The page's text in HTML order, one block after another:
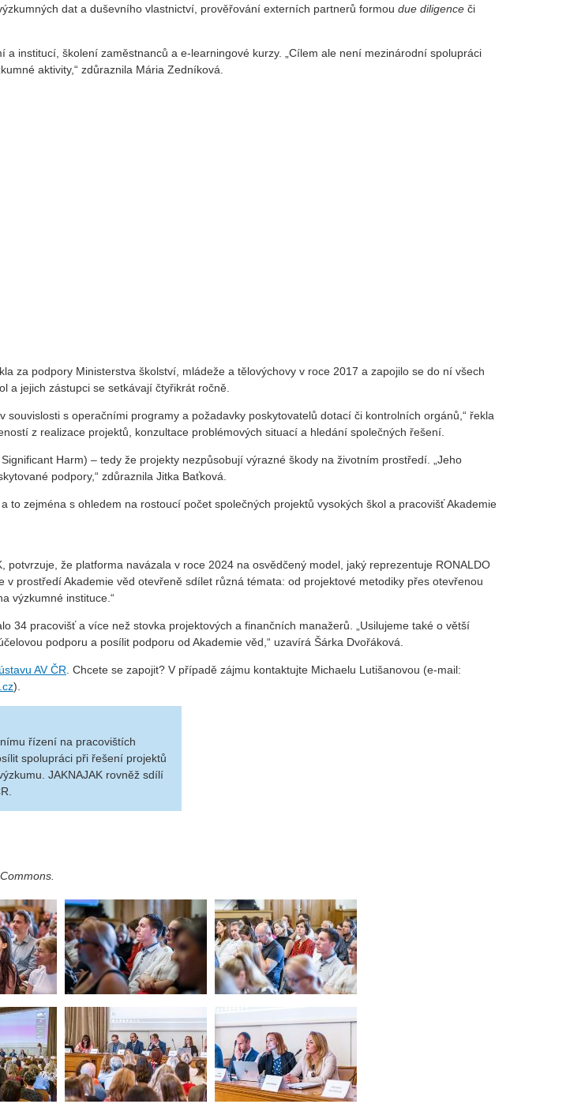
dat a duševního vlastnictví, prověřování externích partnerů formou due diligence či
institucí, školení zaměstnanců a e-learningové kurzy. „Cílem ale není mezinárodní spolupráci
aktivity,“ zdůraznila Mária Zedníková.
za podpory Ministerstva školství, mládeže a tělovýchovy v roce 2017 a zapojilo se do ní všech
a jejich zástupci se setkávají čtyřikrát ročně.
s operačními programy a požadavky poskytovatelů dotací či kontrolních orgánů,“ řekla
z realizace projektů, konzultace problémových situací a hledání společných řešení.
Harm) – tedy že projekty nezpůsobují výrazné škody na životním prostředí. „Jeho
podpory,“ zdůraznila Jitka Baťková.
to zejména s ohledem na rostoucí počet společných projektů vysokých škol a pracovišť Akademie
potvrzuje, že platforma navázala v roce 2024 na osvědčený model, jaký reprezentuje RONALDO
prostředí Akademie věd otevřeně sdílet různá témata: od projektové metodiky přes otevřenou
výzkumné instituce.“
34 pracovišť a více než stovka projektových a finančních manažerů. „Usilujeme také o větší
podporu a posílit podporu od Akademie věd,“ uzavírá Šárka Dvořáková.
AV ČR. Chcete se zapojit? V případě zájmu kontaktujte Michaelu Lutišanovou (e-mail:
).
řízení na pracovištích
spolupráci při řešení projektů
JAKNAJAK rovněž sdílí